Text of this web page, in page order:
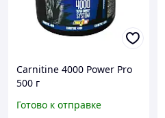
Carnitine 4000 Power Pro
500 г
Готово к отправке